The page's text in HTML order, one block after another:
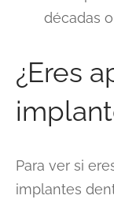
décadas
¿Eres
Para ver si
implantes